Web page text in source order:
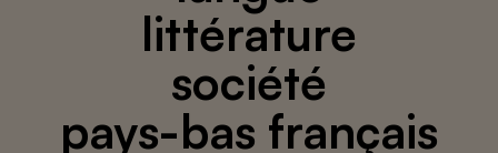
littérature
société
pays-bas français